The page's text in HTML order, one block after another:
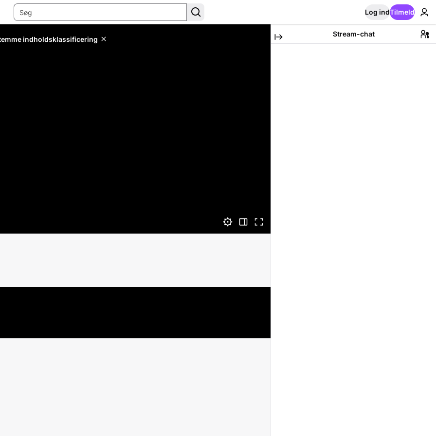
Log indTilmeld
indholdsklassificering
Stream-chat